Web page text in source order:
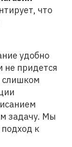
что
удобно
не придется
слишком
задачу. Мы
к